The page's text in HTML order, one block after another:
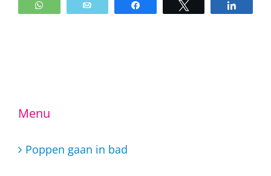
WhatsApp
Menu
Poppen gaan in bad